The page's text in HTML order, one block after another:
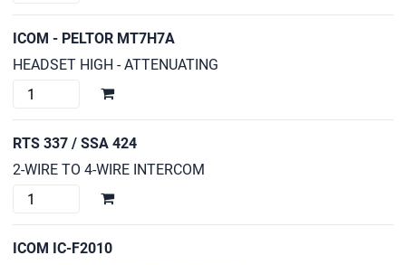
/
cantidad
ICOM - PELTOR MT7H7A
HEADSET HIGH - ATTENUATING
ICOM
PELTOR
cantidad
RTS 337 / SSA 424
2-WIRE TO 4-WIRE INTERCOM
RTS
/ICOM IC-F2010